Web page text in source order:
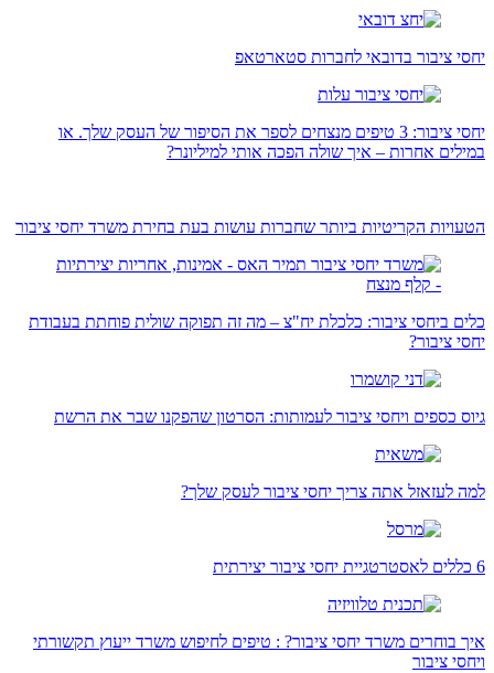
יחסי ציבור בדובאי לחברות סטארטאפ
יחסי ציבור: 3 טיפים מנצחים לספר את הסיפור של העסק שלך. או
במילים אחרות – איך שולה הפכה אותי למיליונר?
הטעויות הקריטיות ביותר שחברות עושות בעת בחירת משרד יחסי ציבור
כלים ביחסי ציבור: כלכלת יח"צ – מה זה תפוקה שולית פוחתת בעבודת
יחסי ציבור?
גיוס כספים ויחסי ציבור לעמותות: הסרטון שהפקנו שבר את הרשת
למה לעזאזל אתה צריך יחסי ציבור לעסק שלך?
6 כללים לאסטרטגיית יחסי ציבור יצירתית
איך בוחרים משרד יחסי ציבור? : טיפים לחיפוש משרד ייעוץ תקשורתי
ויחסי ציבור